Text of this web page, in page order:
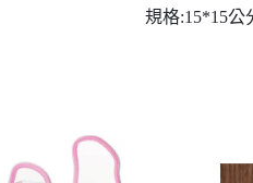
規格:15*15公